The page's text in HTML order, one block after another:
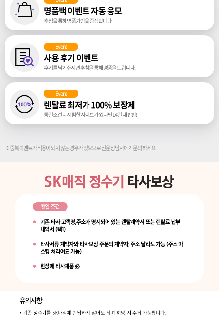
명품백 이벤트 자동 응모
추첨을 통해 명품가방을 증정합니다.
Event
사용 후기 이벤트
후기를 남겨주시면 추첨을 통해 경품을 드립니다.
Event
렌탈료 최저가 100% 보장제
동일조건 더 저렴한 사이트가 있다면 14일 내 반환!
※중복 이벤트가 적용이 되지 않는 경우가 있으므로 전문 상담사에게 문의 하세요.